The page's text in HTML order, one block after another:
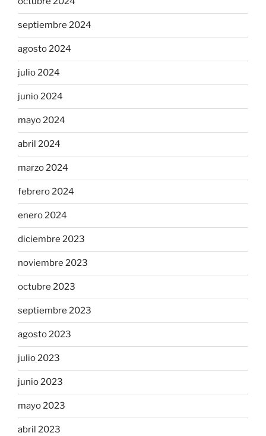
septiembre 2024
agosto 2024
julio 2024
junio 2024
mayo 2024
abril 2024
marzo 2024
febrero 2024
enero 2024
diciembre 2023
noviembre 2023
octubre 2023
septiembre 2023
agosto 2023
julio 2023
junio 2023
mayo 2023
abril 2023